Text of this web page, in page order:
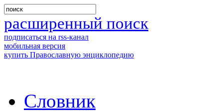
расширенный поиск
подписаться на rss-канал
мобильная версия
купить Православную энциклопедию
Словник